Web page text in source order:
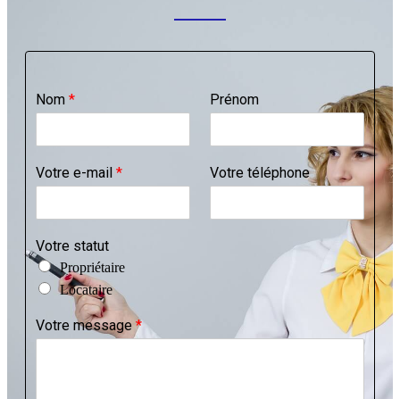
Nom * Prénom
Votre e-mail * Votre téléphone
Votre statut
Propriétaire
Locataire
Votre message *